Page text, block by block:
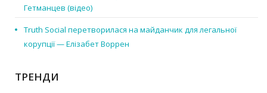
Гетманцев (відео)
Truth Social перетворилася на майданчик для легальної
корупції — Елізабет Воррен
ТРЕНДИ